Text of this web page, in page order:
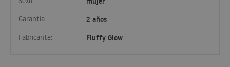
Garantía: 2 años
Fabricante: Fluffy Glow